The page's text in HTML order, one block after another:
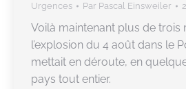
Urgences Par Pascal Einsweiler
Voilà maintenant plus de trois
l’explosion du 4 août dans le
mettait en déroute, en
pays tout entier.